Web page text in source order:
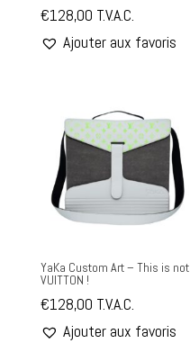
€128,00 T.V.A.C.
Ajouter aux favoris
YaKa Custom Art – This is not
VUITTON !
€128,00 T.V.A.C.
Ajouter aux favoris